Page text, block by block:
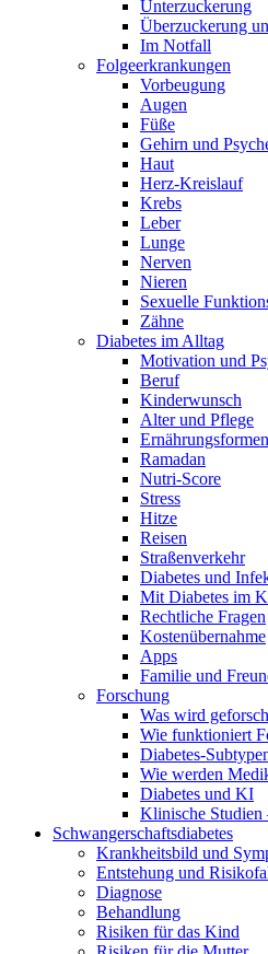
Unterzuckerung
Überzuckerung
Im Notfall
Folgeerkrankungen
Vorbeugung
Augen
Füße
Gehirn und
Haut
Herz-Kreislauf
Krebs
Leber
Lunge
Nerven
Nieren
Sexuelle
Zähne
Diabetes im Alltag
Motivation und
Beruf
Kinderwunsch
Alter und Pflege
Ernährungsformen
Ramadan
Nutri-Score
Stress
Hitze
Reisen
Straßenverkehr
Diabetes und
Mit Diabetes im
Rechtliche Fragen
Kostenübernahme
Apps
Familie und
Forschung
Was wird
Wie funktioniert
Diabetes-
Wie werden
Diabetes und KI
Klinische Studien
Schwangerschaftsdiabetes
Krankheitsbild und
Entstehung und
Diagnose
Behandlung
Risiken für das Kind